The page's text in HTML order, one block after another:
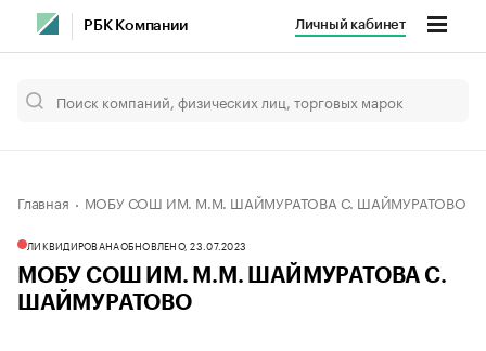
РБК Компании Личный кабинет
Главная МОБУ СОШ ИМ. М.М. ШАЙМУРАТОВА С. ШАЙМУРАТОВО
ЛИКВИДИРОВАНАОБНОВЛЕНО, 23.07.2023
МОБУ СОШ ИМ. М.М. ШАЙМУРАТОВА С.
ШАЙМУРАТОВО